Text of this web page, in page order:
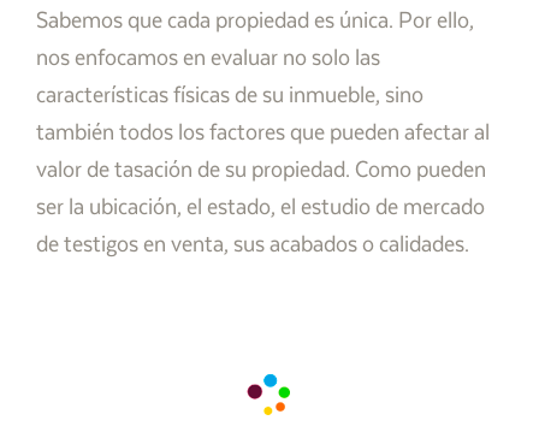
Sabemos que cada propiedad es única. Por ello,
nos enfocamos en evaluar no solo las
características físicas de su inmueble, sino
también todos los factores que pueden afectar al
valor de tasación de su propiedad. Como pueden
ser la ubicación, el estado, el estudio de mercado
de testigos en venta, sus acabados o calidades.